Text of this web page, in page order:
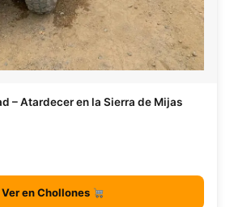
– Atardecer en la Sierra de Mijas
Ver en Chollones